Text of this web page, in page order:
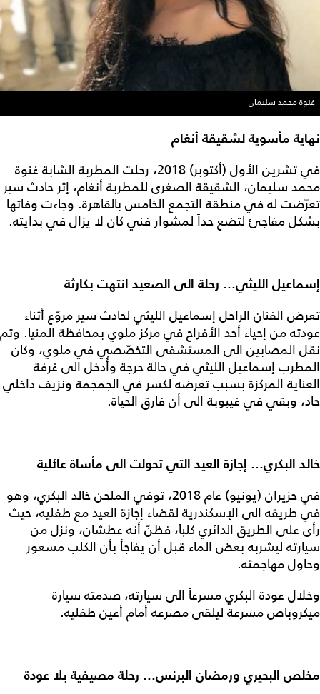
غنوة محمد سليمان
نهاية مأسوية لشقيقة أنغام
في تشرين الأول (أكتوبر) 2018، رحلت المطربة الشابة غنوة
محمد سليمان، الشقيقة الصغرى للمطربة أنغام، إثر حادث سير
تعرّضت له في منطقة التجمع الخامس بالقاهرة. وجاءت وفاتها
بشكل مفاجئ لتضع حداً لمشوار فني كان لا يزال في بدايته.
إسماعيل الليثي... رحلة الى الصعيد انتهت بكارثة
تعرض الفنان الراحل إسماعيل الليثي لحادث سير مروّع أثناء
عودته من إحياء أحد الأفراح في مركز ملوي بمحافظة المنيا. وتم
نقل المصابين الى المستشفى التخصّصي في ملوي، وكان
المطرب إسماعيل الليثي في حالة حرجة وأُدخل الى غرفة
العناية المركزة بسبب تعرضه لكسر في الجمجمة ونزيف داخلي
حاد، وبقي في غيبوبة الى أن فارق الحياة.
خالد البكري... إجازة العيد التي تحولت الى مأساة عائلية
في حزيران (يونيو) عام 2018، توفي الملحن خالد البكري، وهو
في طريقه الى الإسكندرية لقضاء إجازة العيد مع طفليه، حيث
رأى على الطريق الدائري كلباً، فظنّ أنه عطشان، ونزل من
سيارته ليشربه بعض الماء قبل أن يفاجأ بأن الكلب مسعور
وحاول مهاجمته.
وخلال عودة البكري مسرعاً الى سيارته، صدمته سيارة
ميكروباص مسرعة ليلقى مصرعه أمام أعين طفليه.
مخلص البحيري ورمضان البرنس... رحلة مصيفية بلا عودة